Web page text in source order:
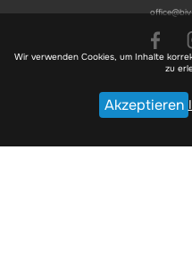
Wir verwenden Cookies, um Inhalte
zu
Akzeptieren